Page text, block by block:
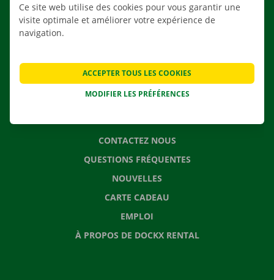
NOS VÉHICULES
NOS SERVICES
APPLI
SOLUTIONS DE DÉMÉNAGEMENT
CONTACTEZ NOUS
QUESTIONS FRÉQUENTES
NOUVELLES
CARTE CADEAU
EMPLOI
À PROPOS DE DOCKX RENTAL
Ce site web utilise des cookies pour vous garantir une
visite optimale et améliorer votre expérience de
navigation.
MODIFIER LES PRÉFÉRENCES
ACCEPTER TOUS LES COOKIES